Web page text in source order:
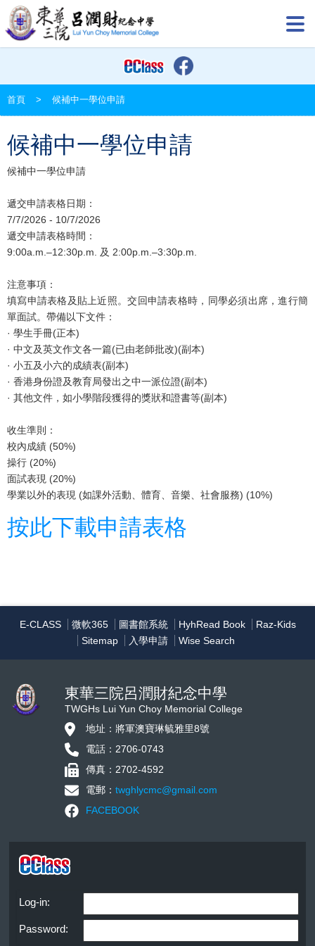
首頁 > 候補中一學位申請
候補中一學位申請
候補中一學位申請
遞交申請表格日期：
7/7/2026 - 10/7/2026
遞交申請表格時間：
9:00a.m.–12:30p.m. 及 2:00p.m.–3:30p.m.
注意事項：
填寫申請表格及貼上近照。交回申請表格時，同學必須出席，進行簡
單面試。帶備以下文件：
· 學生手冊(正本)
· 中文及英文作文各一篇(已由老師批改)(副本)
· 小五及小六的成績表(副本)
· 香港身份證及教育局發出之中一派位證(副本)
· 其他文件，如小學階段獲得的獎狀和證書等(副本)
收生準則：
校內成績 (50%)
操行 (20%)
面試表現 (20%)
學業以外的表現 (如課外活動、體育、音樂、社會服務) (10%)
按此下載申請表格
E-CLASS 微軟365 圖書館系統 HyhRead Book
Raz-Kids
Sitemap
入學申請 Wise Search
東華三院呂潤財紀念中學
TWGHs Lui Yun Choy Memorial College
地址：將軍澳寶琳毓雅里8號
電話：2706-0743
傳真：2702-4592
電郵：twghlycmc@gmail.com
FACEBOOK
Log-in:
Password: